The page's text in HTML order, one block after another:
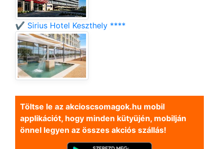
✔️ Sirius Hotel Keszthely ****
Töltse le az akcioscsomagok.hu mobil
applikációt, hogy minden kütyüjén, mobilján
önnel legyen az összes akciós szállás!